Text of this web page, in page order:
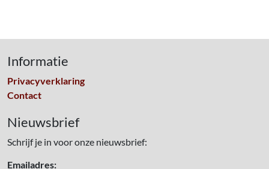
Informatie
Privacyverklaring
Contact
Nieuwsbrief
Schrijf je in voor onze nieuwsbrief:
Emailadres: